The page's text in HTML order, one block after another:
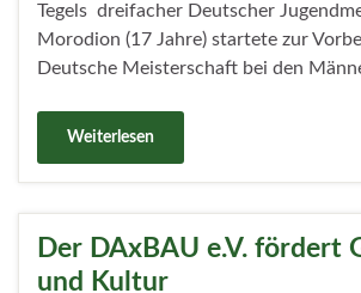
Tegels dreifacher Deutscher
Morodion (17 Jahre) startete zur
Deutsche Meisterschaft bei den
Weiterlesen
Der DAxBAU e.V. fördert
und Kultur